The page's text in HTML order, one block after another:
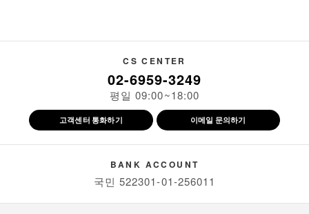
CS CENTER
02-6959-3249
평일 09:00~18:00
고객센터 통화하기 이메일 문의하기
BANK ACCOUNT
국민 522301-01-256011